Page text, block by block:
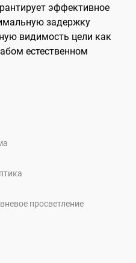
эффективное
задержку
видимость цели как
естественном
просветление